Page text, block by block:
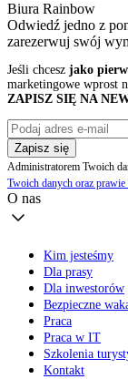
Biura Rainbow
Odwiedź jedno z
zarezerwuj swój
Jeśli chcesz jako
marketingowe wprost
ZAPISZ SIĘ NA
Zapisz się
Administratorem Twoich
Twoich danych oraz
O nas
Kim jesteśmy
Dla prasy
Dla inwestorów
Bezpieczne
Praca
Praca w IT
Szkolenia
Kontakt